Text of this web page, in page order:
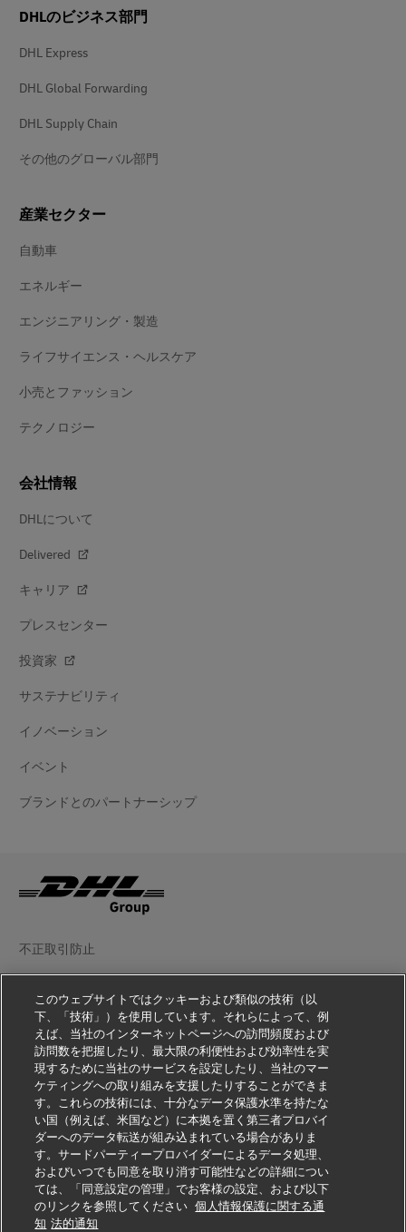
DHLのビジネス部門
DHL Express
DHL Global Forwarding
DHL Supply Chain
その他のグローバル部門
産業セクター
自動車
エネルギー
エンジニアリング・製造
ライフサイエンス・ヘルスケア
小売とファッション
テクノロジー
会社情報
DHLについて
Delivered
キャリア
プレスセンター
投資家
サステナビリティ
イノベーション
イベント
ブランドとのパートナーシップ
不正取引防止
利用規約
個人情報の取扱いをご覧ください
その他の情報
Cookie の設定
フォローする
このウェブサイトではクッキーおよび類似の技術（以
下、「技術」）を使用しています。それらによって、例
えば、当社のインターネットページへの訪問頻度および
訪問数を把握したり、最大限の利便性および効率性を実
現するために当社のサービスを設定したり、当社のマー
ケティングへの取り組みを支援したりすることができま
す。これらの技術には、十分なデータ保護水準を持たな
い国（例えば、米国など）に本拠を置く第三者プロバイ
ダーへのデータ転送が組み込まれている場合がありま
す。サードパーティープロバイダーによるデータ処理、
およびいつでも同意を取り消す可能性などの詳細につい
ては、「同意設定の管理」でお客様の設定、および以下
のリンクを参照してください 個人情報保護に関する通
知 法的通知